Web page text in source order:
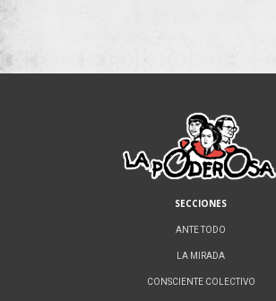
SECCIONES
ANTE TODO
LA MIRADA
CONSCIENTE COLECTIVO